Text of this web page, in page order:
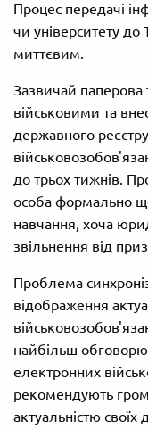
Процес передачі
чи університету
миттєвим.
Зазвичай паперова
військовими та
державного
до трьох тижнів.
особа формально
навчання, хоча
звільнення від
Проблема
відображення
найбільш
електронних
рекомендують
актуальністю